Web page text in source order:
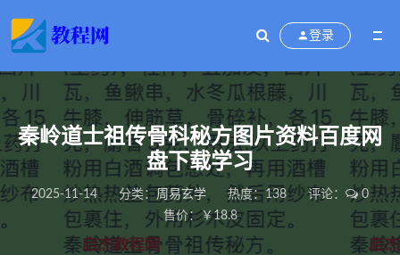
登录
秦岭道士祖传骨科秘方图片资料百度网
盘下载学习
2025-11-14 分类：周易玄学 热度：138 评论：
0
售价：￥18.8